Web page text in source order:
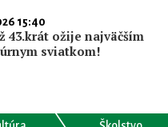
15:40
43.krát ožije najväčším
sviatkom!